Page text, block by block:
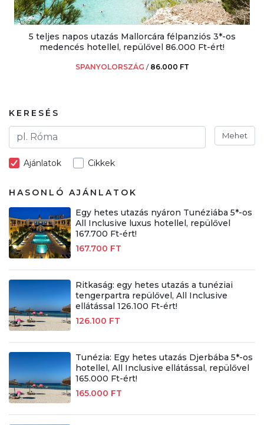
5 teljes napos utazás Mallorcára félpanziós 3*-os
medencés hotellel, repülővel 86.000 Ft-ért!
SPANYOLORSZÁG / 86.000 FT
KERESÉS
Mehet
Ajánlatok Cikkek
HASONLÓ AJÁNLATOK
Egy hetes utazás nyáron Tunéziába 5*-os
All Inclusive luxus hotellel, repülővel
167.700 Ft-ért!
167.700 FT
Ritkaság: egy hetes utazás a tunéziai
tengerpartra repülővel, All Inclusive
ellátással 126.100 Ft-ért!
126.100 FT
Tunézia: Egy hetes utazás Djerbába 5*-os
hotellel, All Inclusive ellátással, repülővel
165.000 Ft-ért!
165.000 FT